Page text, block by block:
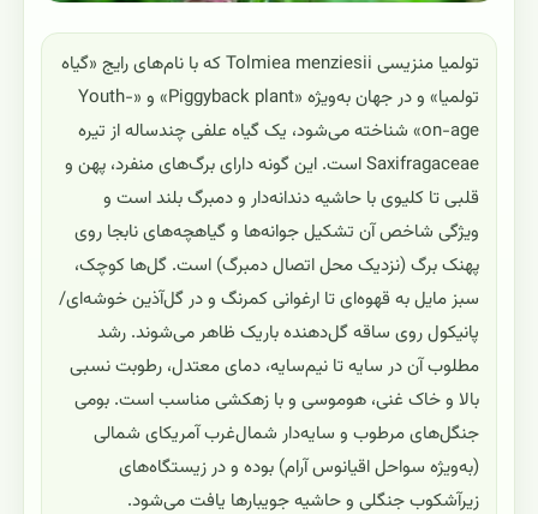
تولمیا منزیسی Tolmiea menziesii که با نام‌های رایج «گیاه
تولمیا» و در جهان به‌ویژه «Piggyback plant» و «Youth-
on-age» شناخته می‌شود، یک گیاه علفی چندساله از تیره
Saxifragaceae است. این گونه دارای برگ‌های منفرد، پهن و
قلبی تا کلیوی با حاشیه دندانه‌دار و دمبرگ بلند است و
ویژگی شاخص آن تشکیل جوانه‌ها و گیاهچه‌های نابجا روی
پهنک برگ (نزدیک محل اتصال دمبرگ) است. گل‌ها کوچک،
سبز مایل به قهوه‌ای تا ارغوانی کمرنگ و در گل‌آذین خوشه‌ای/
پانیکول روی ساقه گل‌دهنده باریک ظاهر می‌شوند. رشد
مطلوب آن در سایه تا نیم‌سایه، دمای معتدل، رطوبت نسبی
بالا و خاک غنی، هوموسی و با زهکشی مناسب است. بومی
جنگل‌های مرطوب و سایه‌دار شمال‌غرب آمریکای شمالی
(به‌ویژه سواحل اقیانوس آرام) بوده و در زیستگاه‌های
زیرآشکوب جنگلی و حاشیه جویبارها یافت می‌شود.